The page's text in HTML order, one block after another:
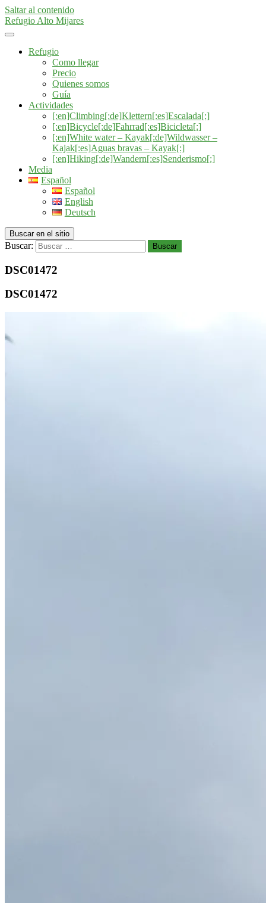
Saltar al contenido
Refugio Alto Mijares
Refugio
Como llegar
Precio
Quienes somos
Guía
Actividades
[:en]Climbing[:de]Klettern[:es]Escalada[:]
[:en]Bicycle[:de]Fahrrad[:es]Bicicleta[:]
[:en]White water – Kayak[:de]Wildwasser –
Kajak[:es]Aguas bravas – Kayak[:]
[:en]Hiking[:de]Wandern[:es]Senderismo[:]
Media
Español
Español
English
Deutsch
Buscar en el sitio
Buscar: Buscar
DSC01472
DSC01472